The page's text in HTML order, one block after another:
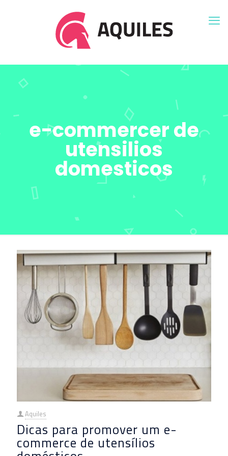
e-commercer de
utensilios
domesticos
Aquiles
Dicas para promover um e-
commerce de utensílios